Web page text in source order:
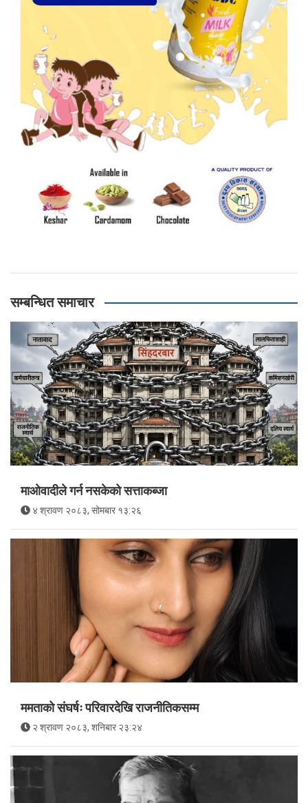
सम्बन्धित समाचार
माओवादीले गर्न नसकेको सत्ताकब्जा
४ श्रावण २०८३, सोमबार १३:२६
ममताको संघर्षः परिवारदेखि राजनीतिकसम्म
२ श्रावण २०८३, शनिबार २३:२४